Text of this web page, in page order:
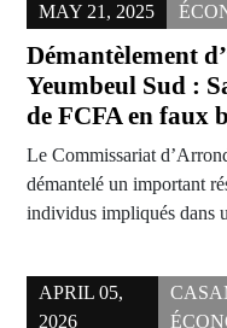
MAY 21, 2025
Démantèlement
Yeumbeul Sud :
de FCFA en faux
Le Commissariat
démantelé un important
individus impliqués dans
APRIL 05,
2026